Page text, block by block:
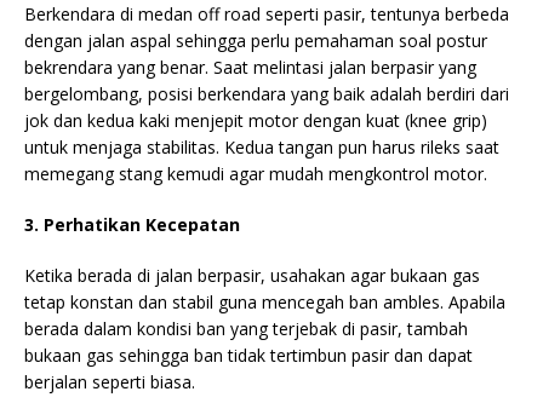
Berkendara di medan off road seperti pasir, tentunya berbeda
dengan jalan aspal sehingga perlu pemahaman soal postur
bekrendara yang benar. Saat melintasi jalan berpasir yang
bergelombang, posisi berkendara yang baik adalah berdiri dari
jok dan kedua kaki menjepit motor dengan kuat (knee grip)
untuk menjaga stabilitas. Kedua tangan pun harus rileks saat
memegang stang kemudi agar mudah mengkontrol motor.
3. Perhatikan Kecepatan
Ketika berada di jalan berpasir, usahakan agar bukaan gas
tetap konstan dan stabil guna mencegah ban ambles. Apabila
berada dalam kondisi ban yang terjebak di pasir, tambah
bukaan gas sehingga ban tidak tertimbun pasir dan dapat
berjalan seperti biasa.